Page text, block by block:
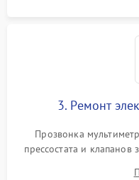
3. Ремонт
Прозвонка
прессостата и